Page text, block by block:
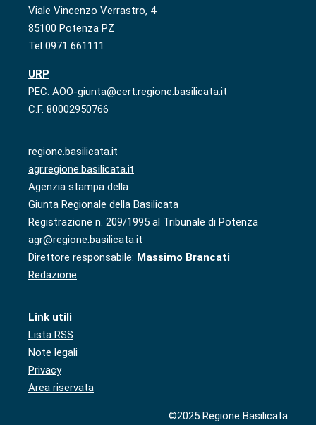
Viale Vincenzo Verrastro, 4
85100 Potenza PZ
Tel 0971 661111
URP
PEC: AOO-giunta@cert.regione.basilicata.it
C.F. 80002950766
regione.basilicata.it
agr.regione.basilicata.it
Agenzia stampa della
Giunta Regionale della Basilicata
Registrazione n. 209/1995 al Tribunale di Potenza
agr@regione.basilicata.it
Direttore responsabile: Massimo Brancati
Redazione
Link utili
Lista RSS
Note legali
Privacy
Area riservata
©2025 Regione Basilicata